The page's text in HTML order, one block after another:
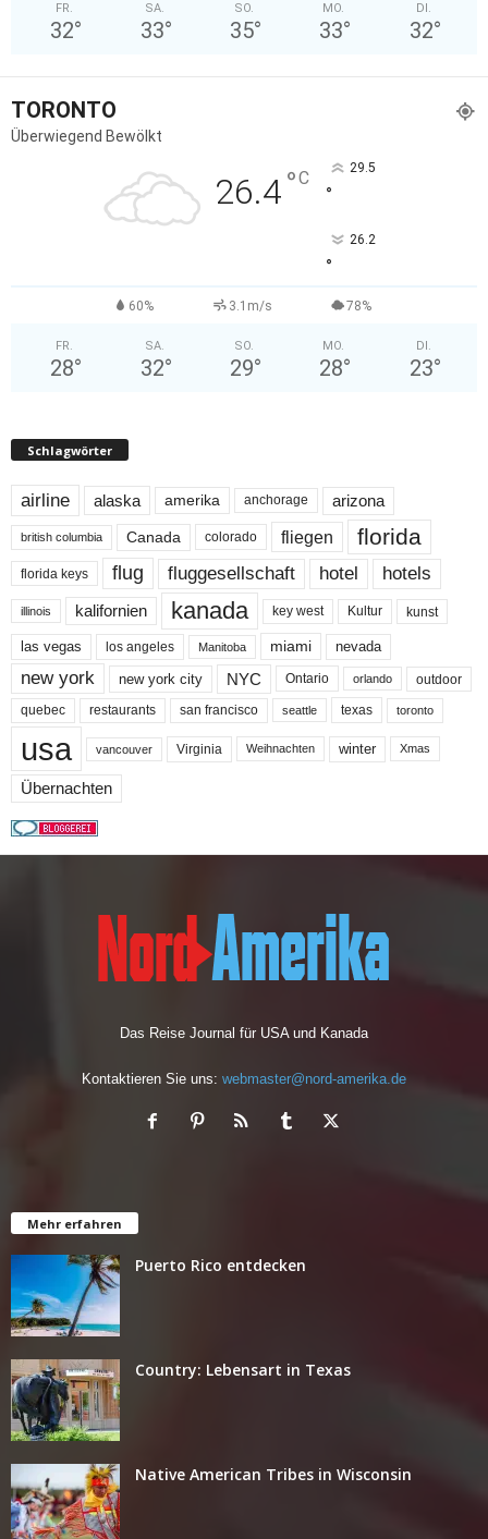
FR.
32°
SA.
33°
SO.
35°
MO.
33°
DI.
32°
TORONTO
Überwiegend Bewölkt
26.4°C 29.5
°
26.2
°
60% 3.1m/s 78%
FR.
28°
SA.
32°
SO.
29°
MO.
28°
DI.
23°
Schlagwörter
airline alaska amerika anchorage arizona
british columbia Canada colorado fliegen florida
florida keys flug fluggesellschaft hotel hotels
illinois kalifornien kanada key west Kultur kunst
las vegas los angeles Manitoba miami nevada
new york new york city NYC Ontario orlando outdoor
quebec restaurants san francisco seattle texas toronto
usa vancouver Virginia Weihnachten winter Xmas
Übernachten
Das Reise Journal für USA und Kanada
Kontaktieren Sie uns: webmaster@nord-amerika.de
Mehr erfahren
Puerto Rico entdecken
Country: Lebensart in Texas
Native American Tribes in Wisconsin